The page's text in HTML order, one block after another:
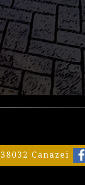
Canazei